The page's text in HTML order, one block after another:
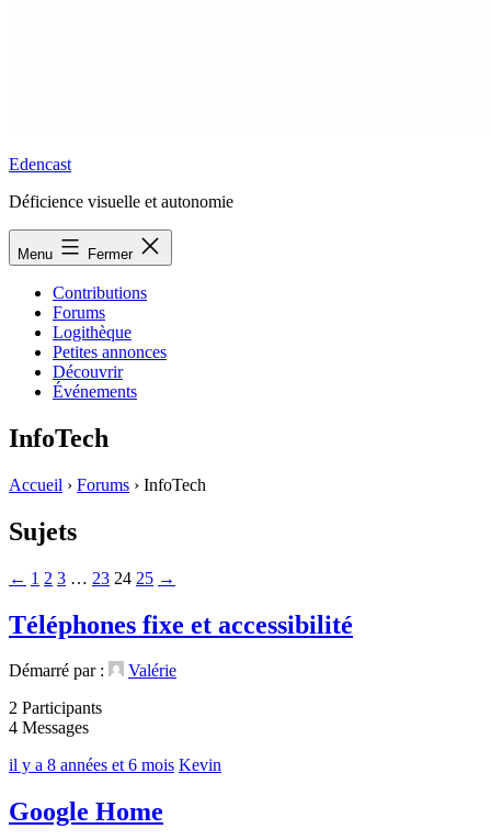
Edencast
Déficience visuelle et autonomie
Menu Fermer
Contributions
Forums
Logithèque
Petites annonces
Découvrir
Événements
InfoTech
Accueil › Forums › InfoTech
Sujets
← 1 2 3 … 23 24 25 →
Téléphones fixe et accessibilité
Démarré par :
Valérie
2 Participants
4 Messages
il y a 8 années et 6 mois Kevin
Google Home